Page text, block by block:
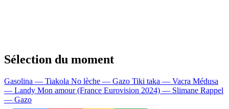
Sélection du moment
Gasolina — Tiakola No lèche — Gazo Tiki taka — Vacra Médusa
— Landy Mon amour (France Eurovision 2024) — Slimane Rappel
— Gazo